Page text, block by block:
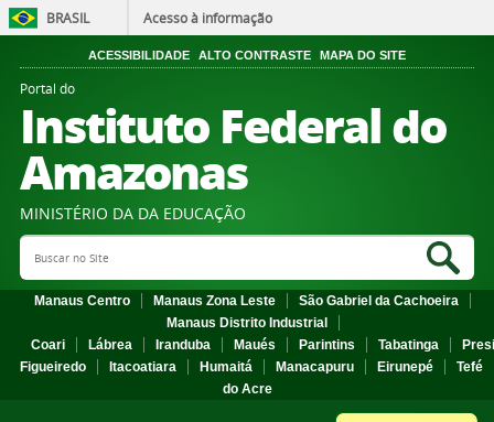
BRASIL Acesso à informação
ACESSIBILIDADE ALTO CONTRASTE MAPA DO SITE
Portal do
Instituto Federal do
Amazonas
MINISTÉRIO DA DA EDUCAÇÃO
Search Site
Manaus Centro Manaus Zona Leste
São Gabriel da Cachoeira
Manaus Distrito Industrial
Coari
Lábrea Iranduba Maués Parintins Tabatinga
Figueiredo
Itacoatiara Humaitá Manacapuru Eirunepé
Tefé
do Acre